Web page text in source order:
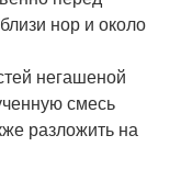
нор и около
негашеной
смесь
разложить на